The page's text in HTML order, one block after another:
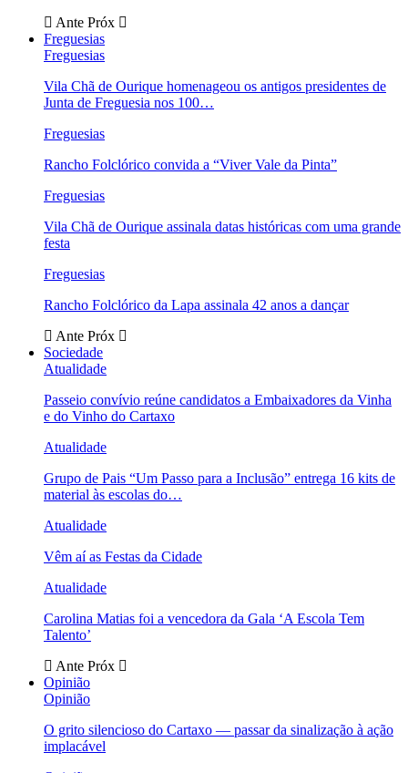
Ante Próx
Freguesias
Freguesias
Vila Chã de Ourique homenageou os antigos presidentes de
Junta de Freguesia nos 100…
Freguesias
Rancho Folclórico convida a “Viver Vale da Pinta”
Freguesias
Vila Chã de Ourique assinala datas históricas com uma grande
festa
Freguesias
Rancho Folclórico da Lapa assinala 42 anos a dançar
Ante Próx
Sociedade
Atualidade
Passeio convívio reúne candidatos a Embaixadores da Vinha
e do Vinho do Cartaxo
Atualidade
Grupo de Pais “Um Passo para a Inclusão” entrega 16 kits de
material às escolas do…
Atualidade
Vêm aí as Festas da Cidade
Atualidade
Carolina Matias foi a vencedora da Gala ‘A Escola Tem
Talento’
Ante Próx
Opinião
Opinião
O grito silencioso do Cartaxo — passar da sinalização à ação
implacável